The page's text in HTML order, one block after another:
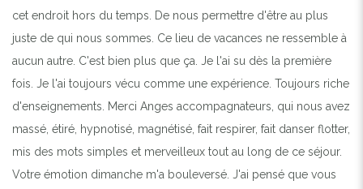
cet endroit hors du temps. De nous permettre d'être au plus
juste de qui nous sommes. Ce lieu de vacances ne ressemble à
aucun autre. C'est bien plus que ça. Je l'ai su dès la première
fois. Je l'ai toujours vécu comme une expérience. Toujours riche
d'enseignements. Merci Anges accompagnateurs, qui nous avez
massé, étiré, hypnotisé, magnétisé, fait respirer, fait danser flotter,
mis des mots simples et merveilleux tout au long de ce séjour.
Votre émotion dimanche m'a bouleversé. J'ai pensé que vous